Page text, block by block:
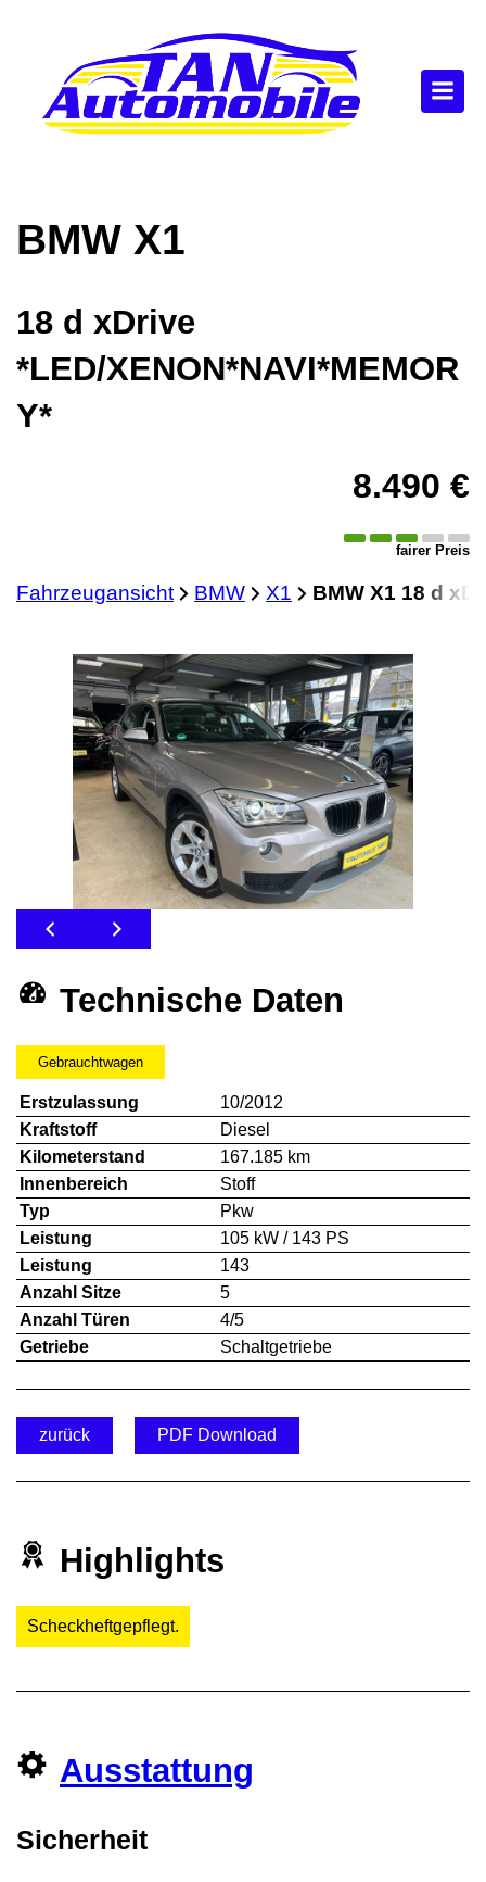
BMW X1
18 d xDrive
*LED/XENON*NAVI*MEMOR
Y*
8.490 €
fairer Preis
Fahrzeugansicht BMW X1 BMW X1 18 d
Technische Daten
Gebrauchtwagen
Erstzulassung
10/2012
Kraftstoff
Diesel
Kilometerstand
167.185 km
Innenbereich
Stoff
Typ
Pkw
Leistung
105 kW / 143 PS
Leistung
143
Anzahl Sitze
5
Anzahl Türen
4/5
Getriebe
Schaltgetriebe
zurück PDF Download
Highlights
Scheckheftgepflegt.
Ausstattung
Sicherheit